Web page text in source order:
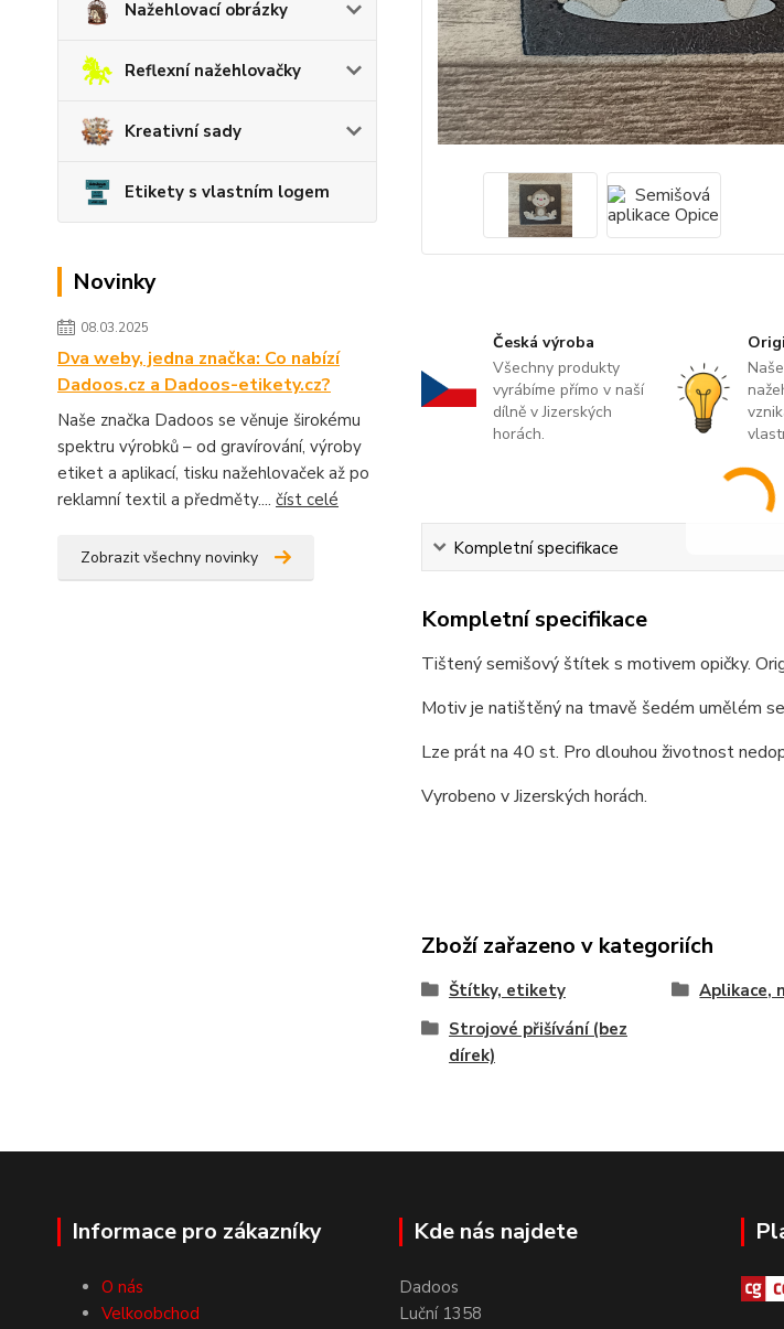
Nažehlovací obrázky
Reflexní nažehlovačky
Kreativní sady
Etikety s vlastním logem
Novinky
08.03.2025
Dva weby, jedna značka: Co nabízí
Dadoos.cz a Dadoos-etikety.cz?
Naše značka Dadoos se věnuje širokému
spektru výrobků – od gravírování, výroby
etiket a aplikací, tisku nažehlovaček až po
reklamní textil a předměty.... číst celé
Zobrazit všechny novinky
Česká výroba
Všechny produkty
vyrábíme přímo v naší
dílně v Jizerských
horách.
Kompletní specifikace
Kompletní specifikace
Tištený semišový štítek s motivem opičky.
Motiv je natištěný na tmavě šedém umělém
Lze prát na 40 st. Pro dlouhou životnost
Vyrobeno v Jizerských horách.
Zboží zařazeno v kategoriích
Štítky, etikety Aplikace,
Strojové přišívání (bez
dírek)
Informace pro zákazníky
O nás
Velkoobchod
Kde nás najdete
Dadoos
Luční 1358